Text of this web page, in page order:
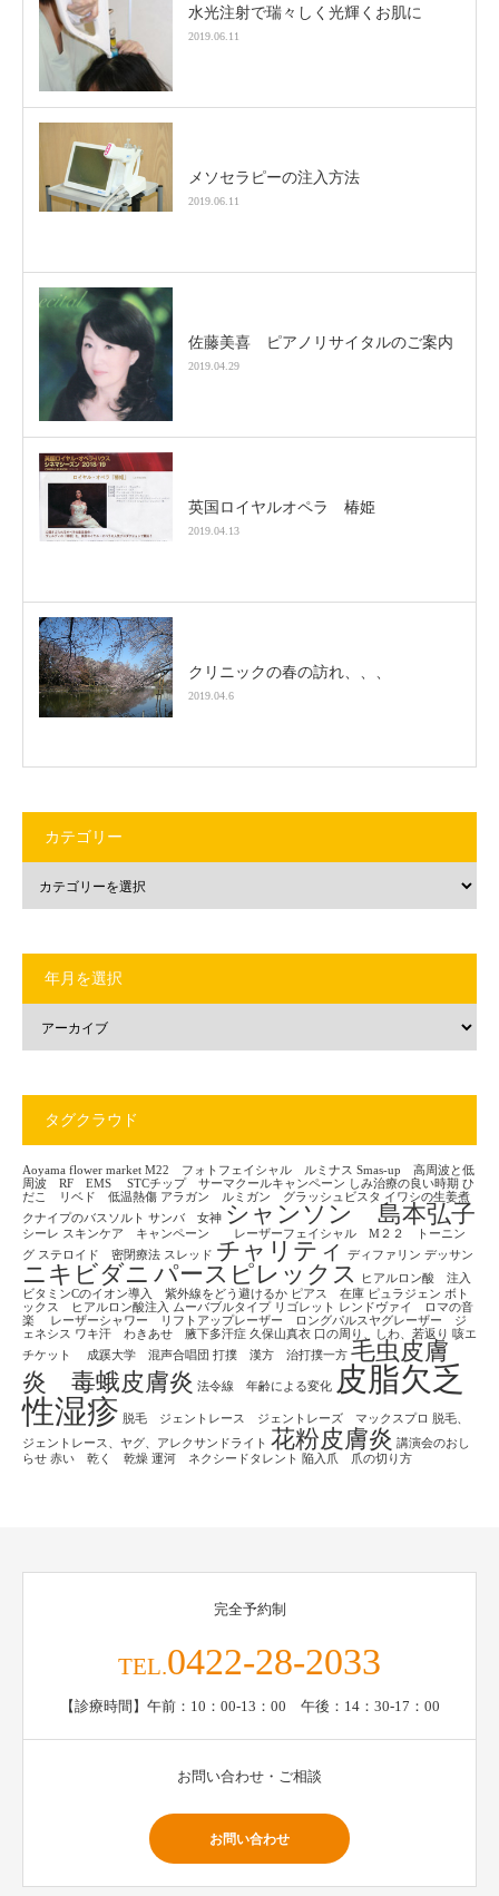
水光注射で瑞々しく光輝くお肌に
2019.06.11
メソセラピーの注入方法
2019.06.11
佐藤美喜 ピアノリサイタルのご案内
2019.04.29
英国ロイヤルオペラ 椿姫
2019.04.13
クリニックの春の訪れ、、、
2019.04.6
カテゴリー
年月を選択
タグクラウド
Aoyama flower market M22 フォトフェイシャル ルミナス Smas-up 高周波と低
周波 RF EMS
STCチップ サーマクールキャンペーン しみ治療の良い時期 ひ
だこ リベド 低温熱傷 アラガン ルミガン グラッシュビスタ イワシの生姜煮
クナイプのバスソルト サンバ 女神 シャンソン 島本弘子
シーレ スキンケア キャンペーン レーザーフェイシャル M２２ トーニン
グ ステロイド 密閉療法 スレッド チャリティ ディファリン デッサン
ニキビダニ パースピレックス
ヒアルロン酸 注入
ビタミンCのイオン導入 紫外線をどう避けるか ピアス 在庫 ピュラジェン ボト
ックス ヒアルロン酸注入
ムーバブルタイプ リゴレット レンドヴァイ ロマの音
楽
レーザーシャワー リフトアップレーザー ロングパルスヤグレーザー ジ
ェネシス ワキ汗 わきあせ 腋下多汗症 久保山真衣 口の周り、しわ、若返り 咳エ
チケット
成蹊大学 混声合唱団 打撲 漢方 治打撲一方 毛虫皮膚
炎 毒蛾皮膚炎 法令線 年齢による変化
皮脂欠乏
性湿疹 脱毛 ジェントレース ジェントレーズ マックスプロ
脱毛、
ジェントレース、ヤグ、アレクサンドライト 花粉皮膚炎 講演会のおし
らせ 赤い 乾く 乾燥 運河 ネクシードタレント 陥入爪 爪の切り方
完全予約制
TEL.0422-28-2033
【診療時間】午前：10：00-13：00 午後：14：30-17：00
お問い合わせ・ご相談
お問い合わせ